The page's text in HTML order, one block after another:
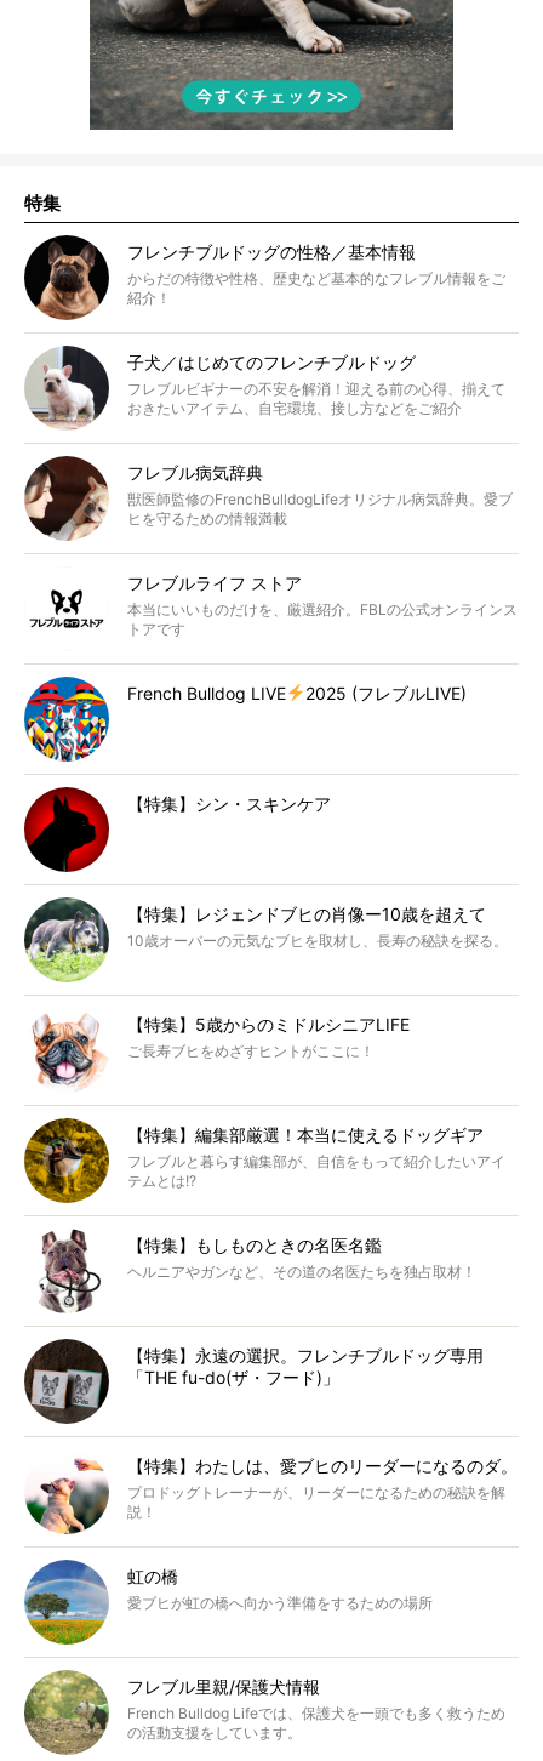
特集
フレンチブルドッグの性格／基本情報
からだの特徴や性格、歴史など基本的なフレブル情報をご
紹介！
子犬／はじめてのフレンチブルドッグ
フレブルビギナーの不安を解消！迎える前の心得、揃えて
おきたいアイテム、自宅環境、接し方などをご紹介
フレブル病気辞典
獣医師監修のFrenchBulldogLifeオリジナル病気辞典。愛ブ
ヒを守るための情報満載
フレブルライフ ストア
本当にいいものだけを、厳選紹介。FBLの公式オンラインス
トアです
French Bulldog LIVE 2025 (フレブルLIVE)
【特集】シン・スキンケア
【特集】レジェンドブヒの肖像ー10歳を超えて
10歳オーバーの元気なブヒを取材し、長寿の秘訣を探る。
【特集】5歳からのミドルシニアLIFE
ご長寿ブヒをめざすヒントがここに！
【特集】編集部厳選！本当に使えるドッグギア
フレブルと暮らす編集部が、自信をもって紹介したいアイ
テムとは!?
【特集】もしものときの名医名鑑
ヘルニアやガンなど、その道の名医たちを独占取材！
【特集】永遠の選択。フレンチブルドッグ専用
「THE fu-do(ザ・フード)」
【特集】わたしは、愛ブヒのリーダーになるのダ。
プロドッグトレーナーが、リーダーになるための秘訣を解
説！
虹の橋
愛ブヒが虹の橋へ向かう準備をするための場所
フレブル里親/保護犬情報
French Bulldog Lifeでは、保護犬を一頭でも多く救うため
の活動支援をしています。